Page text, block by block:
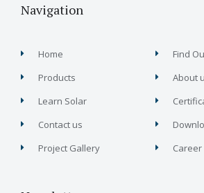
Navigation
Home
Products
Learn Solar
Contact us
Project Gallery
Find
About
Career